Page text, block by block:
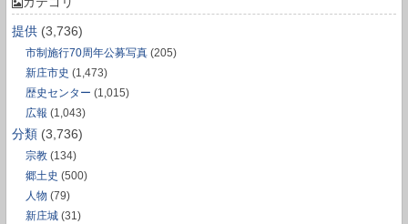
提供 (3,736)
市制施行70周年公募写真 (205)
新庄市史 (1,473)
歴史センター (1,015)
広報 (1,043)
分類 (3,736)
宗教 (134)
郷土史 (500)
人物 (79)
新庄城 (31)